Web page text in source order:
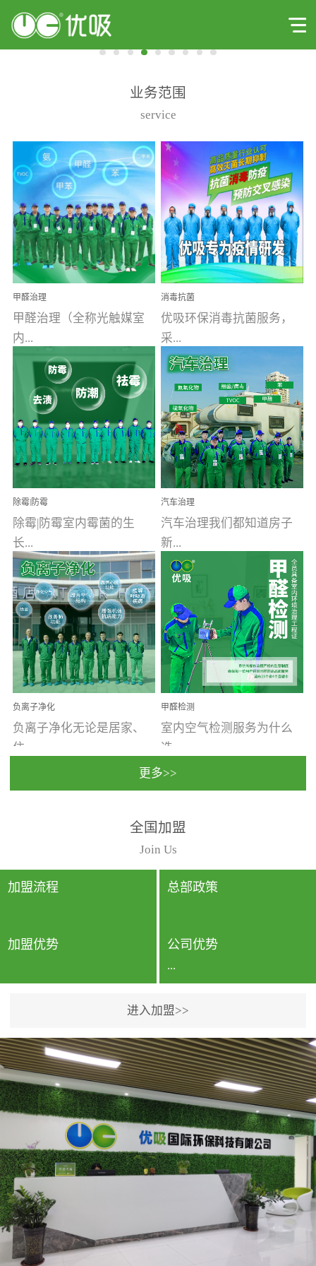
业务范围
service
甲醛治理
甲醛治理（全称光触媒室
内...
空气污染净化治理）工业
文明的进步，创造了多姿
多彩的家居产品和生活情
调，但也带来了以甲醛为
首的室内...
消毒抗菌
优吸环保消毒抗菌服务，
采...
用行业公认奥维牌消毒
液，具备杀死人体冠状病
毒的功效，杀菌率
99.99%。相对于传统消毒
液来说，无...
除霉|防霉
除霉|防霉室内霉菌的生
长...
受温度、湿度、基质养
分、通风四个条件影响，
温暖潮湿、营养物质多、
通风缓慢的空间最易滋生
大量霉菌的...
汽车治理
汽车治理我们都知道房子
新...
装修完会有甲醛，其实汽
车的甲醛超标问题更为严
重。汽车的空间范围小，
配件、皮具、装饰多，这
些都是汽...
负离子净化
负离子净化无论是居家、
住...
动，人类长时间停留的室
内空间都有整体消毒的需
要。因为空间内人流携带
的、空气...
甲醛检测
室内空气检测服务为什么
选...
行国家规定的标准检测方
法，空气采样量准确，检
测结果可靠，远胜于其他
检测...
更多>>
全国加盟
Join Us
加盟流程 总部政策
加盟优势 公司优势
...
专利保护优势、双甲资质
企业（“室内环境净化治理
甲级施工资质”“室内环境
污染治理资质等级证
书”）、拥有多名高级《环
境工程高级工程师》室内
空气治理资格认证的治理
人员、掌握室内空气净化
治理实用技术和五项专利
技术、八项计算机软件著
作权登记证书等。研发实
进入加盟>>